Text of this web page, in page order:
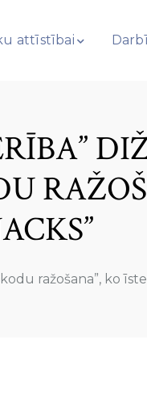
attīstībai
ražošana”, ko